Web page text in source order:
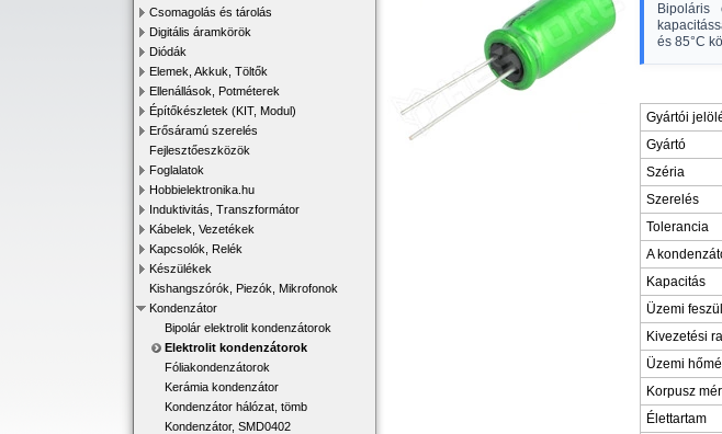
Csomagolás és tárolás
Digitális áramkörök
Diódák
Elemek, Akkuk, Töltők
Ellenállások, Potméterek
Építőkészletek (KIT, Modul)
Erősáramú szerelés
Fejlesztőeszközök
Foglalatok
Hobbielektronika.hu
Induktivitás, Transzformátor
Kábelek, Vezetékek
Kapcsolók, Relék
Készülékek
Kishangszórók, Piezók, Mikrofonok
Kondenzátor
Bipolár elektrolit kondenzátorok
Elektrolit kondenzátorok
Fóliakondenzátorok
Kerámia kondenzátor
Kondenzátor hálózat, tömb
Kondenzátor, SMD0402
Bipoláris
és 85°C
Gyártói
Gyártó
Széria
Szerelés
Tolerancia
A
Kapacitás
Üzemi
Kivezetési
Üzemi
Korpusz
Élettartam